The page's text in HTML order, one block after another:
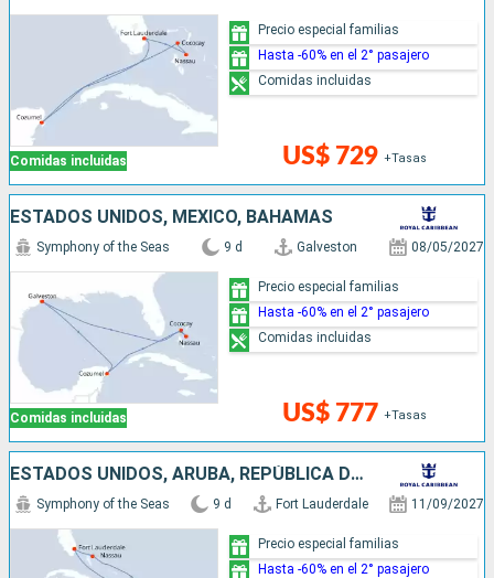
Comidas incluidas US$ 729 +Tasas
Precio especial familias
Hasta -60% en el 2° pasajero
Comidas incluidas
ESTADOS UNIDOS, MÉXICO, BAHAMAS
Comidas incluidas
Symphony of the Seas 9 d Galveston 08/05/2027
US$ 777 +Tasas
Precio especial familias
Hasta -60% en el 2° pasajero
Comidas incluidas
ESTADOS UNIDOS, ARUBA, REPÚBLICA DOMINICANA, BAHAMAS
Symphony of the Seas 9 d Fort Lauderdale 11/09/2027
Precio especial familias
Hasta -60% en el 2° pasajero